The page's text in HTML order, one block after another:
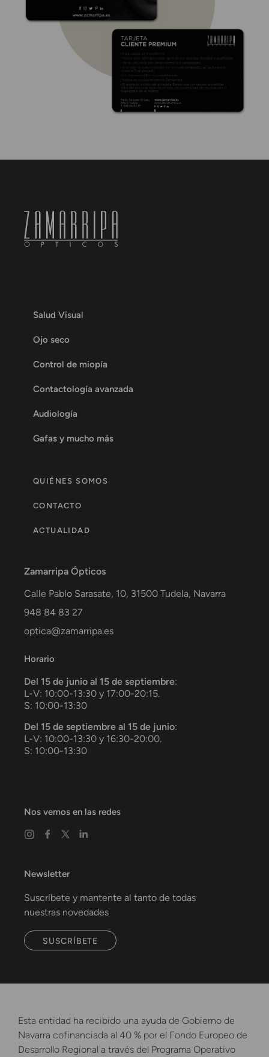
Salud Visual
Ojo seco
Control de miopía
Contactología avanzada
Audiología
Gafas y mucho más
QUIÉNES SOMOS
CONTACTO
ACTUALIDAD
Zamarripa Ópticos
Calle Pablo Sarasate, 10, 31500 Tudela, Navarra
948 84 83 27
optica@zamarripa.es
Horario
Del 15 de junio al 15 de septiembre:
L-V: 10:00-13:30 y 17:00-20:15.
S: 10:00-13:30
Del 15 de septiembre al 15 de junio:
L-V: 10:00-13:30 y 16:30-20:00.
S: 10:00-13:30
Nos vemos en las redes
Newsletter
Suscríbete y mantente al tanto de todas
nuestras novedades
SUSCRÍBETE
Esta entidad ha recibido una ayuda de Gobierno de
Navarra cofinanciada al 40 % por el Fondo Europeo de
Desarrollo Regional a través del Programa Operativo